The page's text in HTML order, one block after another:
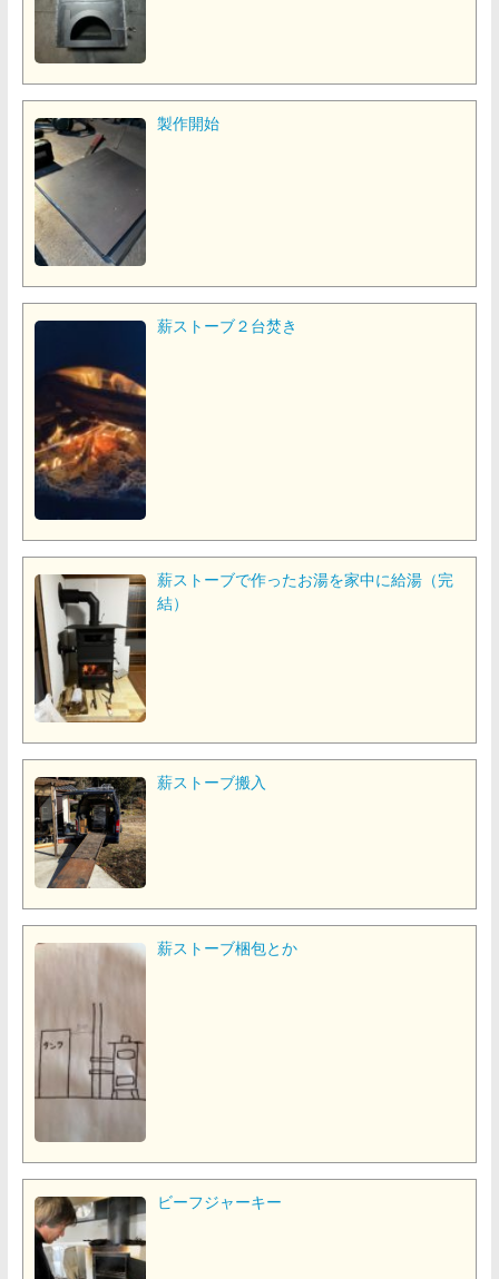
製作開始
薪ストーブ２台焚き
薪ストーブで作ったお湯を家中に給湯（完
結）
薪ストーブ搬入
薪ストーブ梱包とか
ビーフジャーキー